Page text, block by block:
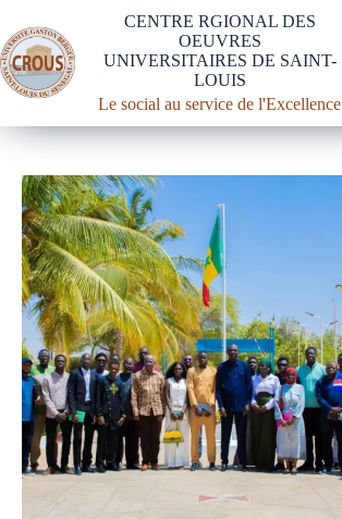
CENTRE RGIONAL DES
OEUVRES
UNIVERSITAIRES DE SAINT-
LOUIS
Le social au service de l'Excellence